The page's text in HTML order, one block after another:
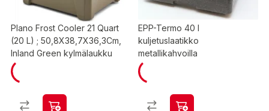
Plano Frost Cooler 21 Quart
(20 L) ; 50,8X38,7X36,3Cm,
Inland Green kylmälaukku
EPP-Termo 40 l
kuljetuslaatikko
metallikahvoilla